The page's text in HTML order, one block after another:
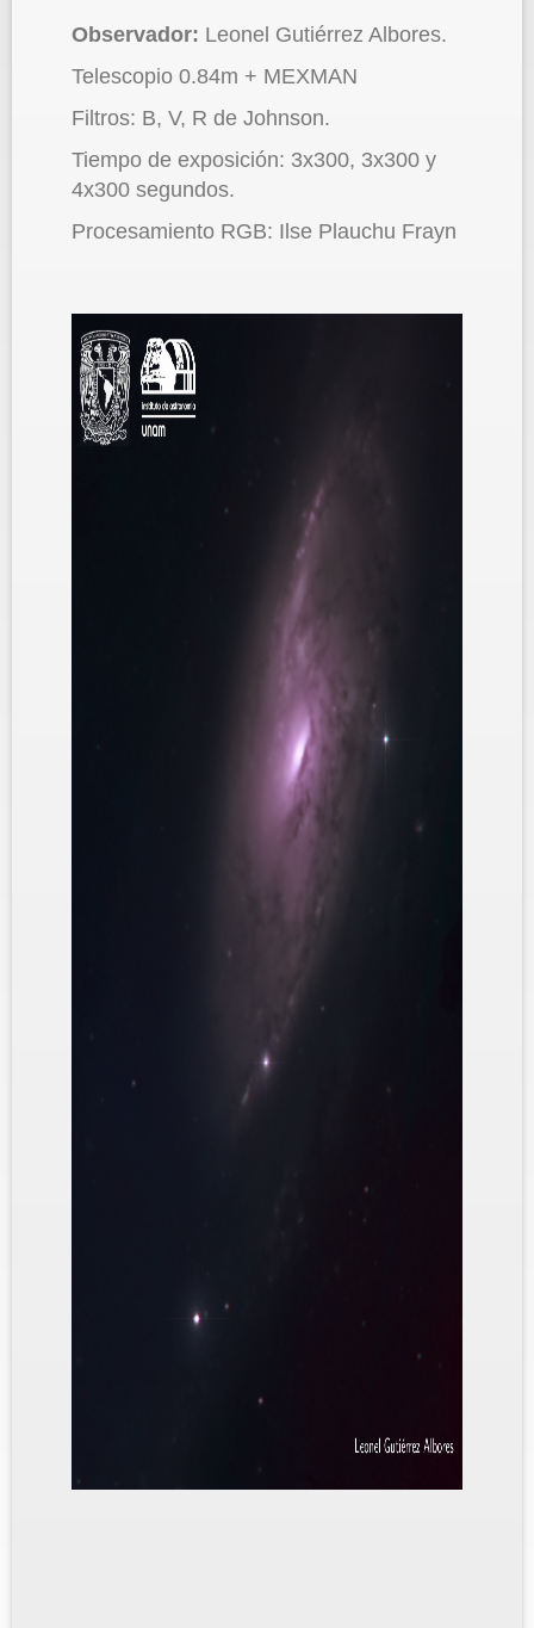
Observador: Leonel Gutiérrez Albores.
Telescopio 0.84m + MEXMAN
Filtros: B, V, R de Johnson.
Tiempo de exposición: 3x300, 3x300 y
4x300 segundos.
Procesamiento RGB: Ilse Plauchu Frayn